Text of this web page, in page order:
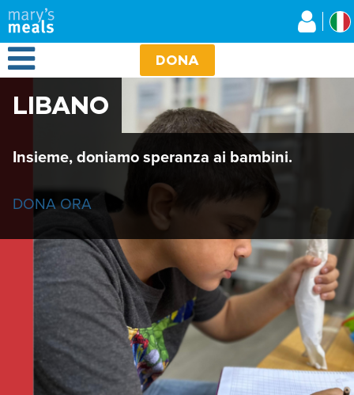
Salta
al
contenuto
principale
Open Menu DONA
LIBANO
Insieme, doniamo speranza ai bambini.
DONA ORA